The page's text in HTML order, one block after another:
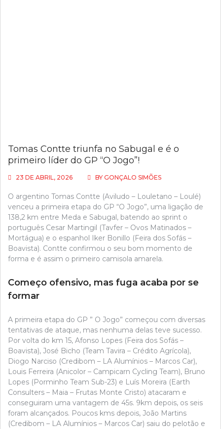
Tomas Contte triunfa no Sabugal e é o
primeiro líder do GP “O Jogo”!
23 DE ABRIL, 2026 BY GONÇALO SIMÕES
O argentino Tomas Contte (Aviludo – Louletano – Loulé)
venceu a primeira etapa do GP “O Jogo”, uma ligação de
138,2 km entre Meda e Sabugal, batendo ao sprint o
português Cesar Martingil (Tavfer – Ovos Matinados –
Mortágua) e o espanhol Iker Bonillo (Feira dos Sofás –
Boavista). Contte confirmou o seu bom momento de
forma e é assim o primeiro camisola amarela.
Começo ofensivo, mas fuga acaba por se
formar
A primeira etapa do GP ” O Jogo” começou com diversas
tentativas de ataque, mas nenhuma delas teve sucesso.
Por volta do km 15, Afonso Lopes (Feira dos Sofás –
Boavista), José Bicho (Team Tavira – Crédito Agrícola),
Diogo Narciso (Credibom – LA Alumínios – Marcos Car),
Louis Ferreira (Anicolor – Campicarn Cycling Team), Bruno
Lopes (Porminho Team Sub-23) e Luís Moreira (Earth
Consulters – Maia – Frutas Monte Cristo) atacaram e
conseguiram uma vantagem de 45s. 9km depois, os seis
foram alcançados. Poucos kms depois, João Martins
(Credibom – LA Alumínios – Marcos Car) saiu do pelotão e